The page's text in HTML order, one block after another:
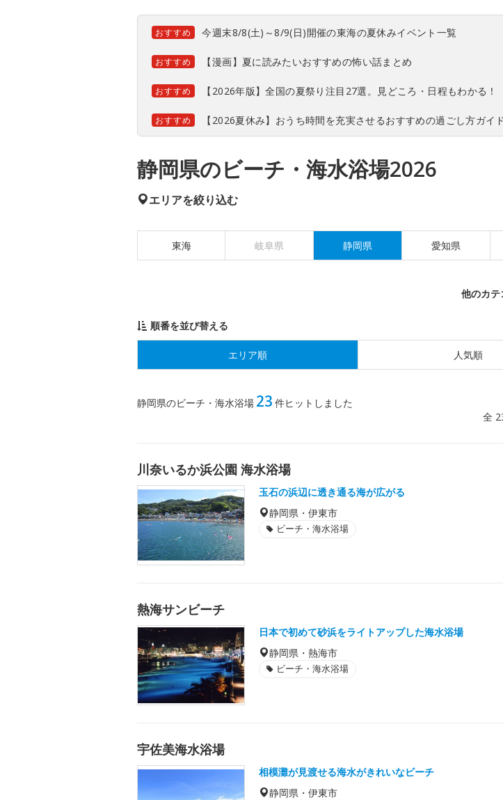
おすすめ 今週末8/8(土)～8/9(日)開催の東海の夏休みイベント一覧
おすすめ 【漫画】夏に読みたいおすすめの怖い話まとめ
おすすめ 【2026年版】全国の夏祭り注目27選。見どころ・日程もわかる！
おすすめ 【2026夏休み】おうち時間を充実させるおすすめの過ごし方ガイド
静岡県のビーチ・海水浴場2026
エリアを絞り込む
東海 岐阜県 静岡県 愛知県
他のカ
順番を並び替える
エリア順 人気順
静岡県のビーチ・海水浴場 23 件ヒットしました
全
川奈いるか浜公園 海水浴場
玉石の浜辺に透き通る海が広がる
静岡県・伊東市
ビーチ・海水浴場
熱海サンビーチ
日本で初めて砂浜をライトアップした海水浴場
静岡県・熱海市
ビーチ・海水浴場
宇佐美海水浴場
相模灘が見渡せる海水がきれいなビーチ
静岡県・伊東市